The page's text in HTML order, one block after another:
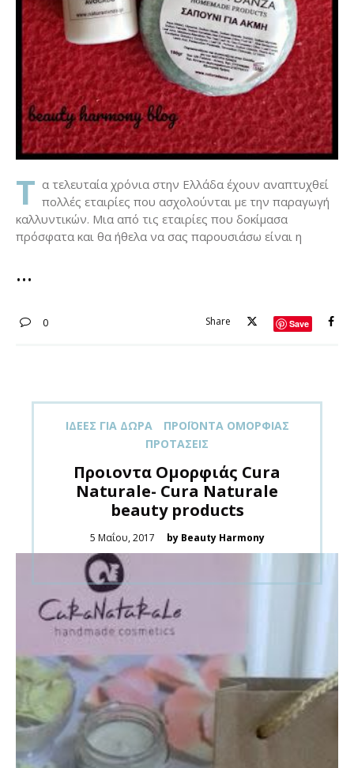
Τ α τελευταία χρόνια στην Ελλάδα έχουν αναπτυχθεί
πολλές εταιρίες που ασχολούνται με την παραγωγή
καλλυντικών. Mια από τις εταιρίες που δοκίμασα
πρόσφατα και θα ήθελα να σας παρουσιάσω είναι η
0 Share Save
ΙΔΈΕΣ ΓΙΑ ΔΏΡΑ
ΠΡΟΪΌΝΤΑ ΟΜΟΡΦΙΆΣ
ΠΡΟΤΆΣΕΙΣ
Προιοντα Ομορφιάς Cura
Naturale- Cura Naturale
beauty products
Posted
5 Μαΐου, 2017 by Beauty Harmony